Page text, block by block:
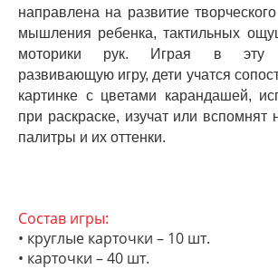
направлена на развитие
мышления ребенка, тактильных
моторики рук. Играя в эту
развивающую игру, дети учатся
картинке с цветами карандашей,
при раскраске, изучат или вспомнят
палитры и их оттенки.
Состав игры:
• круглые карточки – 10 шт.
• карточки – 40 шт.